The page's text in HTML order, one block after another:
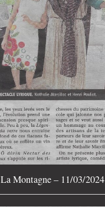
La Montagne – 11/03/2024